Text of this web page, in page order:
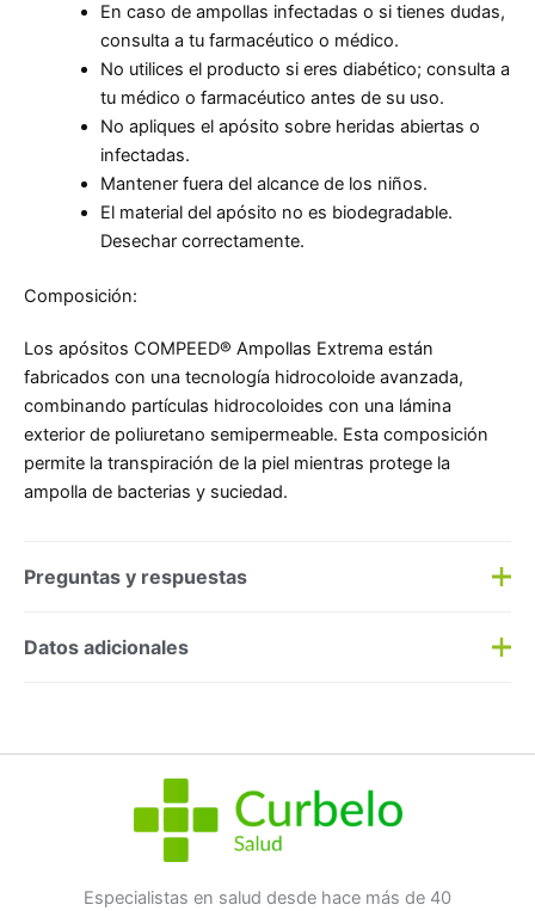
En caso de ampollas infectadas o si tienes dudas,
consulta a tu farmacéutico o médico.
No utilices el producto si eres diabético; consulta a
tu médico o farmacéutico antes de su uso.
No apliques el apósito sobre heridas abiertas o
infectadas.
Mantener fuera del alcance de los niños.
El material del apósito no es biodegradable.
Desechar correctamente.
Composición:
Los apósitos COMPEED® Ampollas Extrema están
fabricados con una tecnología hidrocoloide avanzada,
combinando partículas hidrocoloides con una lámina
exterior de poliuretano semipermeable. Esta composición
permite la transpiración de la piel mientras protege la
ampolla de bacterias y suciedad.
Preguntas y respuestas
Preguntas y respuestas
No hay preguntas todavía
Datos adicionales
Especialistas en salud desde hace más de 40